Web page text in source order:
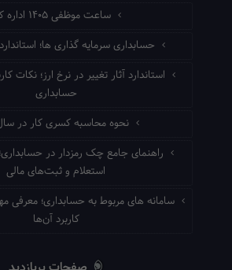
ساعت موظفی ۱۴۰۵ اداره کار
حسابداری سرمایه گذاری ها؛ استاندارد ۱۵ و
استاندارد آثار تغییر در نرخ ارز؛ نکات
حسابداری
نحوه محاسبه کسری کار در سال
راهنمای جامع چک رمزدار در
استعلام و ثبت‌های مالی
سامانه های مربوط به حسابداری؛ معرفی
کاربرد آن‌ها